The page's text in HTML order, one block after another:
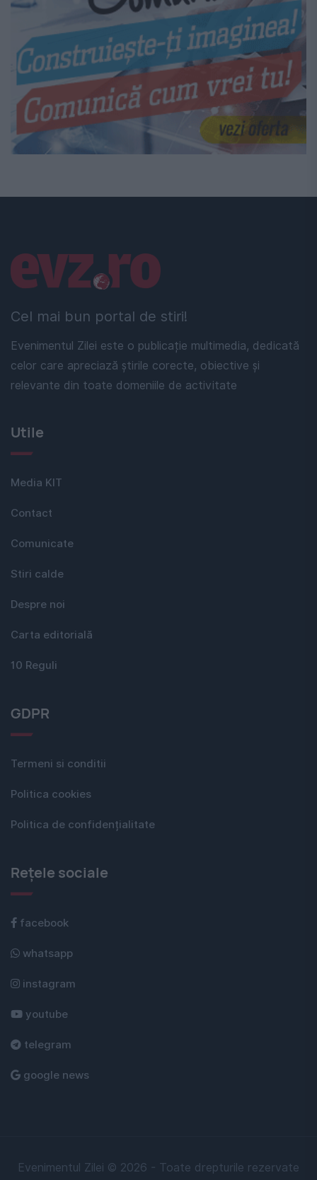
Cel mai bun portal de stiri!
Evenimentul Zilei este o publicație multimedia, dedicată
celor care apreciază știrile corecte, obiective și
relevante din toate domeniile de activitate
Linkuri utile
Utile
Media KIT
Contact
Comunicate
Stiri calde
Despre noi
Carta editorială
10 Reguli
GDPR
Termeni si conditii
Politica cookies
Politica de confidențialitate
Rețele sociale
facebook
whatsapp
instagram
youtube
telegram
google news
Evenimentul Zilei © 2026 - Toate drepturile rezervate